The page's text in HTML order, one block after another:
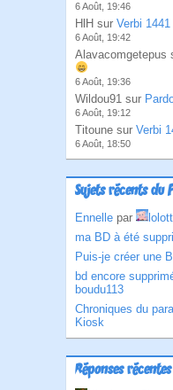
6 Août, 19:46
HlH sur Verbi 1441
6 Août, 19:42
Alavacomgetepus
6 Août, 19:36
Wildou91 sur
6 Août, 19:12
Titoune sur Verbi
6 Août, 18:50
Sujets récents du
Ennelle par
ma BD à été
Puis-je créer une
bd encore
boudu113
Chroniques du
Kiosk
Réponses